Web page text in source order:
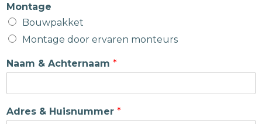
Montage
Bouwpakket
Montage door ervaren monteurs
Naam & Achternaam *
Adres & Huisnummer *